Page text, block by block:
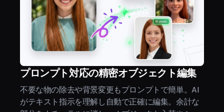
プロンプト対応の精密オブジェクト編集
不要な物の除去や背景変更もプロンプトで簡単。AI
がテキスト指示を理解し自動で正確に編集。余計な